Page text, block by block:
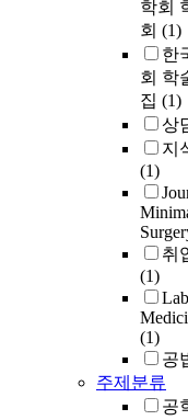
학회
회 (1)
한
회 학
집 (1)
상
지
(1)
취
(1)
(1)
공
주제분류
공